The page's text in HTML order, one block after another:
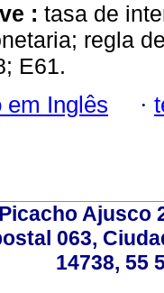
: tasa de
regla
E61.
em Inglês ·
Ajusco
063,
14738, 55